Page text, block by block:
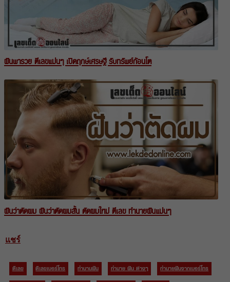
ฝันพารวย ตีเลขแม่นๆ เปิดฤกษ์เศรษฐี รับทรัพย์ก้อนโต
ฝันว่าตัดผม ฝันว่าตัดผมสั้น ตัดผมใหม่ ตีเลข ทำนายฝันแม่นๆ
แชร์
ตีเลข ตีเลขเบอร์โทร ทำนานฝัน ทำนาย ฝัน ต่างๆ
ทำนายฝันจากเบอร์โทร